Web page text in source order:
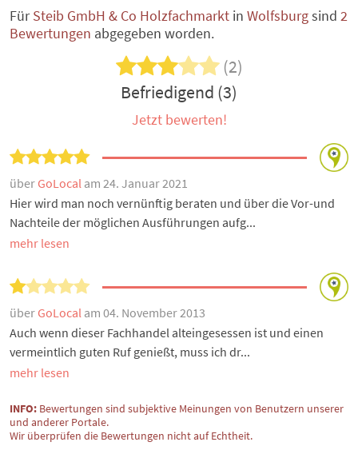
FürSteib GmbH & Co Holzfachmarkt in Wolfsburgsind 2
Bewertungen abgegeben worden.
(2)
Befriedigend (3)
Jetzt bewerten!
über GoLocal am 24. Januar 2021
Hier wird man noch vernünftig beraten und über die Vor-und
Nachteile der möglichen Ausführungen aufg...
mehr lesen
über GoLocal am 04. November 2013
Auch wenn dieser Fachhandel alteingesessen ist und einen
vermeintlich guten Ruf genießt, muss ich dr...
mehr lesen
INFO: Bewertungen sind subjektive Meinungen von Benutzern unserer
und anderer Portale.
Wir überprüfen die Bewertungen nicht auf Echtheit.